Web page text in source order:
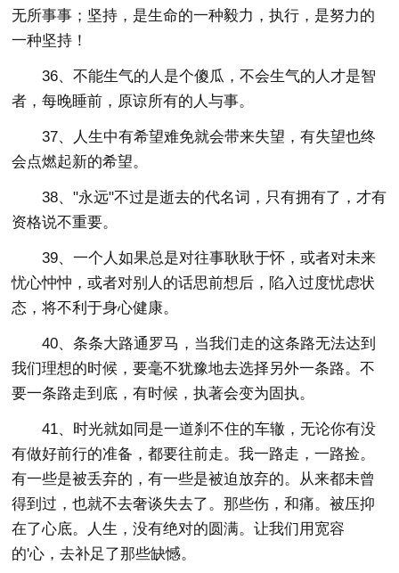
无所事事；坚持，是生命的一种毅力，执行，是努力的
一种坚持！
36、不能生气的人是个傻瓜，不会生气的人才是智
者，每晚睡前，原谅所有的人与事。
37、人生中有希望难免就会带来失望，有失望也终
会点燃起新的希望。
38、"永远"不过是逝去的代名词，只有拥有了，才有
资格说不重要。
39、一个人如果总是对往事耿耿于怀，或者对未来
忧心忡忡，或者对别人的话思前想后，陷入过度忧虑状
态，将不利于身心健康。
40、条条大路通罗马，当我们走的这条路无法达到
我们理想的时候，要毫不犹豫地去选择另外一条路。不
要一条路走到底，有时候，执著会变为固执。
41、时光就如同是一道刹不住的车辙，无论你有没
有做好前行的准备，都要往前走。我一路走，一路捡。
有一些是被丢弃的，有一些是被迫放弃的。从来都未曾
得到过，也就不去奢谈失去了。那些伤，和痛。被压抑
在了心底。人生，没有绝对的圆满。让我们用宽容
的'心，去补足了那些缺憾。